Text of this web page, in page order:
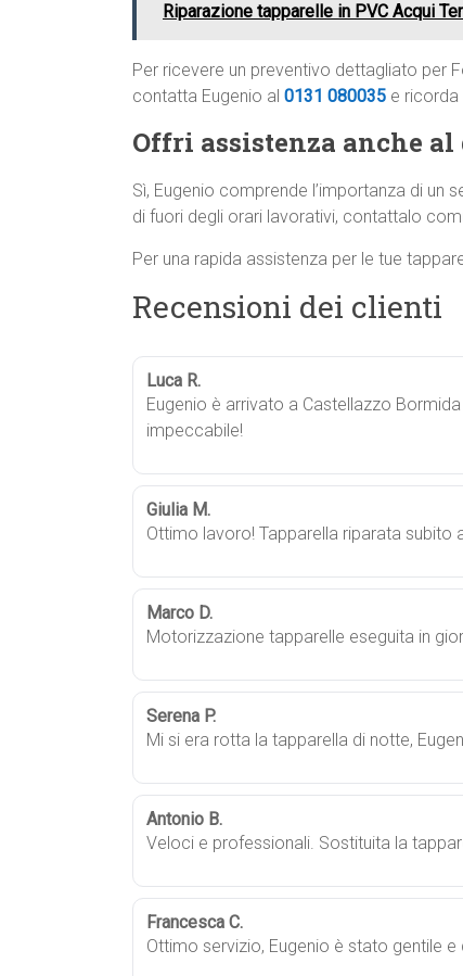
Riparazione tapparelle in PVC Acqui
Per ricevere un preventivo dettagliato per
contatta Eugenio al 0131 080035 e ricorda
Offri assistenza anche
Sì, Eugenio comprende l’importanza di un
di fuori degli orari lavorativi, contattalo
Per una rapida assistenza per le tue
Recensioni dei clienti
Luca R.
Eugenio è arrivato a Castellazzo
impeccabile!
Giulia M.
Ottimo lavoro! Tapparella riparata
Marco D.
Motorizzazione tapparelle eseguita in
Serena P.
Mi si era rotta la tapparella di notte,
Antonio B.
Veloci e professionali. Sostituita la
Francesca C.
Ottimo servizio, Eugenio è stato gentile